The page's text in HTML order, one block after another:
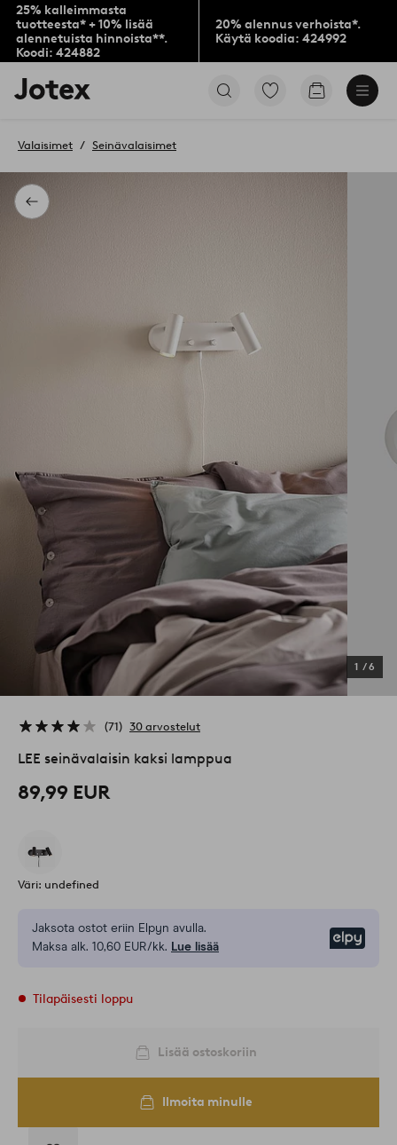
25% kalleimmasta
tuotteesta* + 10% lisää
alennetuista hinnoista**.
Koodi: 424882
20% alennus verhoista*.
Käytä koodia: 424992
Jotex-
logo
aloitussivulle
Siirry
Siirry
Takaisin
Valaisimet Seinävalaisimet
1 /6
71 30 arvostelut
LEE seinävalaisin kaksi lamppua
89,99 EUR
Väri: undefined
Jaksota ostot eriin Elpyn avulla.
Maksa alk. 10,60 EUR/kk. Lue lisää
Tilapäisesti loppu
Lisää ostoskoriin
Ilmoita minulle